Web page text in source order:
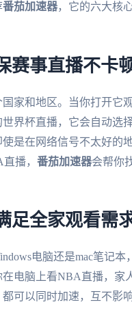
番茄加速器，它的六大核
赛事直播不卡
家和地区。当你打开它
界杯直播，它会自动选
是在网络信号不太好的
播， 番茄加速器会帮你
足全家观看需
电脑还是mac笔记本，
电脑上看NBA直播，家
可以同时加速，互不影